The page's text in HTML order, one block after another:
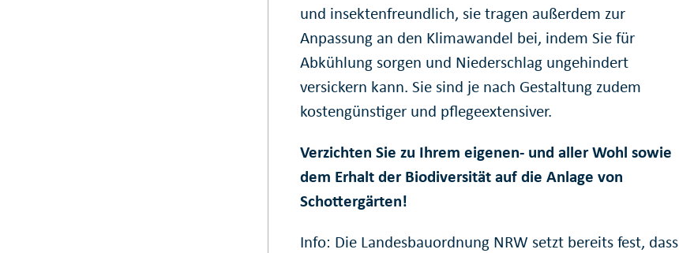
und insektenfreundlich, sie tragen außerdem zur
Anpassung an den Klimawandel bei, indem Sie für
Abkühlung sorgen und Niederschlag ungehindert
versickern kann. Sie sind je nach Gestaltung zudem
kostengünstiger und pflegeextensiver.
Verzichten Sie zu Ihrem eigenen- und aller Wohl sowie
dem Erhalt der Biodiversität auf die Anlage von
Schottergärten!
Info: Die Landesbauordnung NRW setzt bereits fest, dass